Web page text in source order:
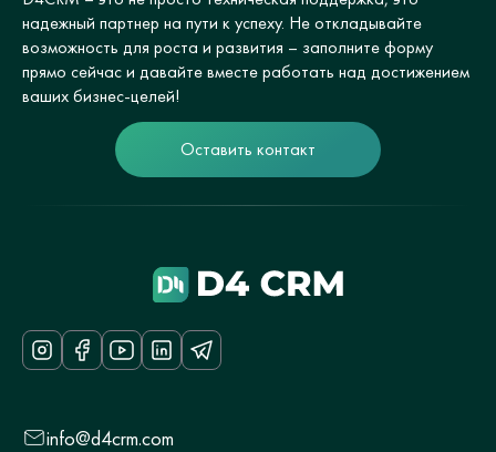
надежный партнер на пути к успеху. Не откладывайте
возможность для роста и развития – заполните форму
прямо сейчас и давайте вместе работать над достижением
ваших бизнес-целей!
Оставить контакт
info@d4crm.com